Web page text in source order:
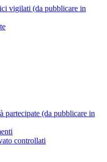
vigilati (da pubblicare in
partecipate (da pubblicare in
controllati